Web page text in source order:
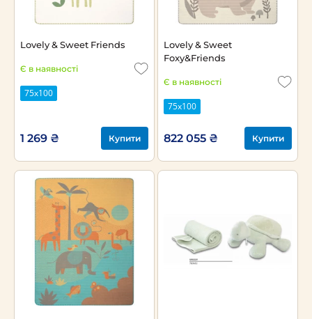
Lovely & Sweet Friends
Є в наявності
75х100
1 269 ₴ Купити
Lovely & Sweet
Foxy&Friends
Є в наявності
75х100
822 055 ₴ Купити